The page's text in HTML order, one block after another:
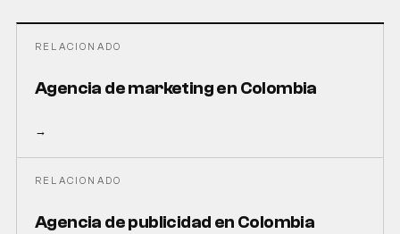
RELACIONADO
Agencia de marketing en Colombia
→
RELACIONADO
Agencia de publicidad en Colombia